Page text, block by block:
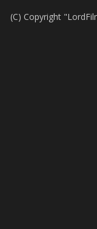
(C) Copyright